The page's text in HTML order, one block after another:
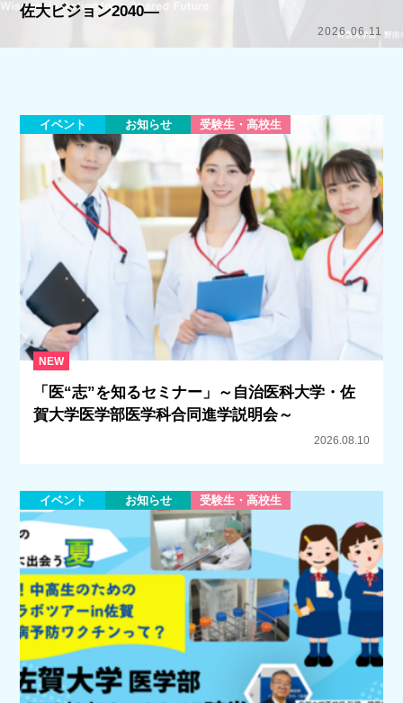
佐大ビジョン2040―
2026.06.11
イベント お知らせ 受験生・高校生
NEW
「医“志”を知るセミナー」～自治医科大学・佐
賀大学医学部医学科合同進学説明会～
2026.08.10
イベント お知らせ 受験生・高校生